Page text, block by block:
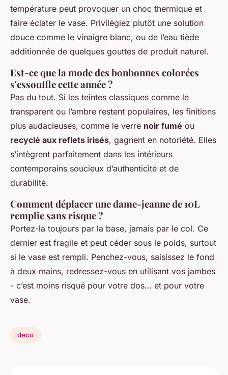
température peut provoquer un choc thermique et
faire éclater le vase. Privilégiez plutôt une solution
douce comme le vinaigre blanc, ou de l’eau tiède
additionnée de quelques gouttes de produit naturel.
Est-ce que la mode des bonbonnes colorées
s'essouffle cette année ?
Pas du tout. Si les teintes classiques comme le
transparent ou l’ambre restent populaires, les finitions
plus audacieuses, comme le verre noir fumé ou
recyclé aux reflets irisés, gagnent en notoriété. Elles
s’intègrent parfaitement dans les intérieurs
contemporains soucieux d’authenticité et de
durabilité.
Comment déplacer une dame-jeanne de 10L
remplie sans risque ?
Portez-la toujours par la base, jamais par le col. Ce
dernier est fragile et peut céder sous le poids, surtout
si le vase est rempli. Penchez-vous, saisissez le fond
à deux mains, redressez-vous en utilisant vos jambes
- c’est moins risqué pour votre dos… et pour votre
vase.
deco